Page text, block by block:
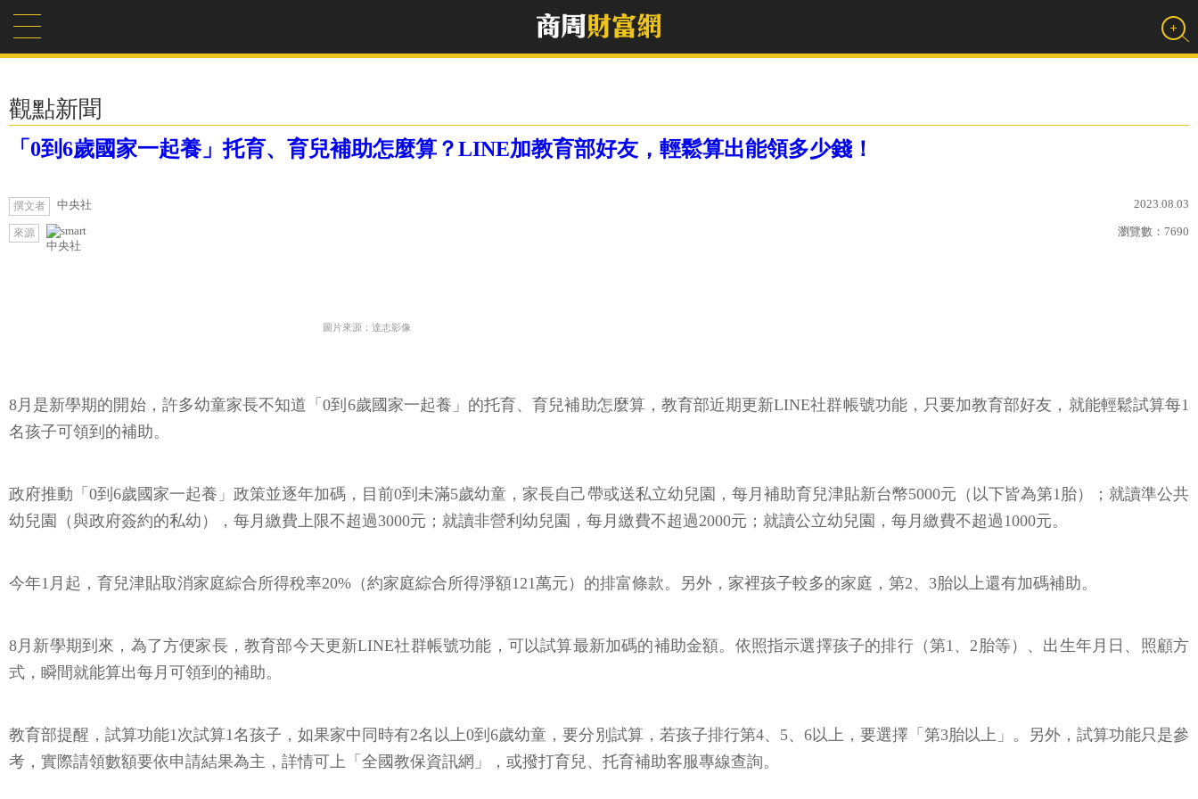
觀點新聞
「0到6歲國家一起養」托育、育兒補助怎麼算？LINE加教育部好友，輕鬆算出能領多少錢！
撰文者 中央社 2023.08.03
來源
中央社
瀏覽數： 7690
圖片來源：達志影像
8月是新學期的開始，許多幼童家長不知道「0到6歲國家一起養」的托育、育兒補助怎麼算，教育部近期更新LINE社群帳號功能，只要加教育部好友，就能輕鬆試算每1
名孩子可領到的補助。
政府推動「0到6歲國家一起養」政策並逐年加碼，目前0到未滿5歲幼童，家長自己帶或送私立幼兒園，每月補助育兒津貼新台幣5000元（以下皆為第1胎）；就讀準公共
幼兒園（與政府簽約的私幼），每月繳費上限不超過3000元；就讀非營利幼兒園，每月繳費不超過2000元；就讀公立幼兒園，每月繳費不超過1000元。
今年1月起，育兒津貼取消家庭綜合所得稅率20%（約家庭綜合所得淨額121萬元）的排富條款。另外，家裡孩子較多的家庭，第2、3胎以上還有加碼補助。
8月新學期到來，為了方便家長，教育部今天更新LINE社群帳號功能，可以試算最新加碼的補助金額。依照指示選擇孩子的排行（第1、2胎等）、出生年月日、照顧方
式，瞬間就能算出每月可領到的補助。
教育部提醒，試算功能1次試算1名孩子，如果家中同時有2名以上0到6歲幼童，要分別試算，若孩子排行第4、5、6以上，要選擇「第3胎以上」。另外，試算功能只是參
考，實際請領數額要依申請結果為主，詳情可上「全國教保資訊網」，或撥打育兒、托育補助客服專線查詢。